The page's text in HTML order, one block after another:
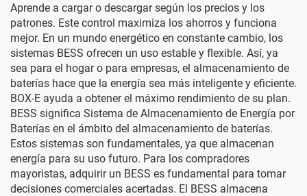
Aprende a cargar o descargar según los precios y los
patrones. Este control maximiza los ahorros y funciona
mejor. En un mundo energético en constante cambio, los
sistemas BESS ofrecen un uso estable y flexible. Así, ya
sea para el hogar o para empresas, el almacenamiento de
baterías hace que la energía sea más inteligente y eficiente.
BOX-E ayuda a obtener el máximo rendimiento de su plan.
BESS significa Sistema de Almacenamiento de Energía por
Baterías en el ámbito del almacenamiento de baterías.
Estos sistemas son fundamentales, ya que almacenan
energía para su uso futuro. Para los compradores
mayoristas, adquirir un BESS es fundamental para tomar
decisiones comerciales acertadas. El BESS almacena